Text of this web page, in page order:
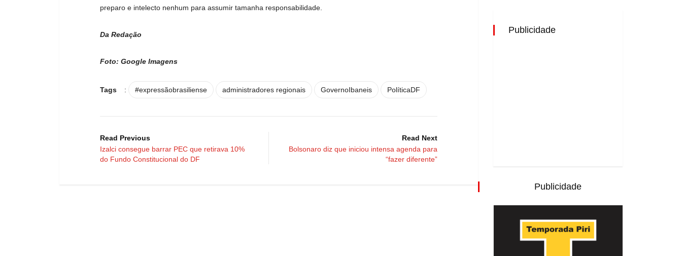
preparo e intelecto nenhum para assumir tamanha responsabilidade.
Da Redação
Foto: Google Imagens
Tags : #expressãobrasiliense administradores regionais GovernoIbaneis PolíticaDF
Read Previous
Izalci consegue barrar PEC que retirava 10%
do Fundo Constitucional do DF
Read Next
Bolsonaro diz que iniciou intensa agenda para
“fazer diferente”
Publicidade
Publicidade